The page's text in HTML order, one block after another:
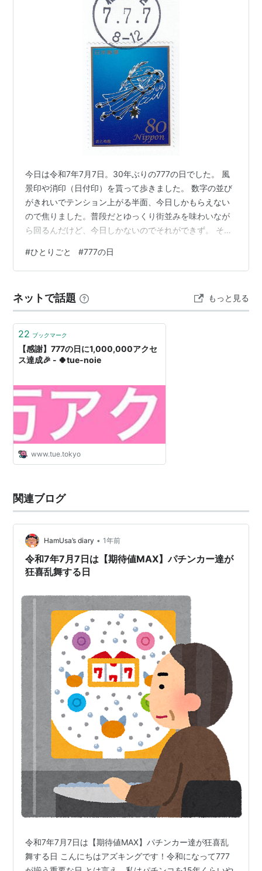
今日は令和7年7月7日。30年ぶりの777の日でした。 風
景印や消印（日付印）を貰って歩きました。 数字の並び
がきれいでテンション上がる半面、今日しかもらえない
ので焦りました。普段だとゆっくり街並みを味わいなが
ら回るんだけど、今日しかないのでそれができず。 それ
もらってました。
#ひとりごと #777の日
ネットで話題 もっと見る
22 ブックマーク
【感謝】777の日に1,000,000アクセ
ス達成🎉 - 🍀tue-noie
www.tue.tokyo
関連ブログ
HamUsa’s diary • 1年前
令和7年7月7日は【期待値MAX】パチンカー達が
狂喜乱舞する日
令和7年7月7日は【期待値MAX】パチンカー達が狂喜乱
舞する日 こんにちはアズキングです！令和になって777